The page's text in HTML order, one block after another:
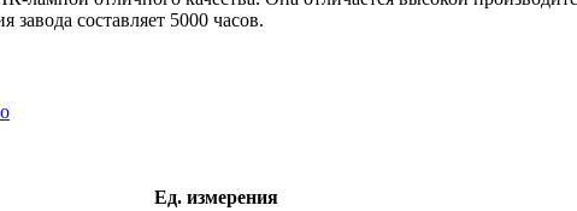
составляет 5000 часов.
Ед. измерения